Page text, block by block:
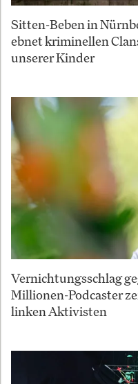
Sitten-Beben in
ebnet kriminellen
unserer Kinder
Vernichtungsschlag
Millionen-Podcaster
linken Aktivisten